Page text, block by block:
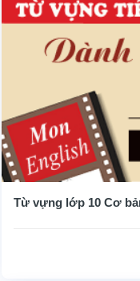
Từ vựng lớp 10 Cơ